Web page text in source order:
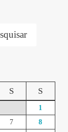
S S
1
7
8